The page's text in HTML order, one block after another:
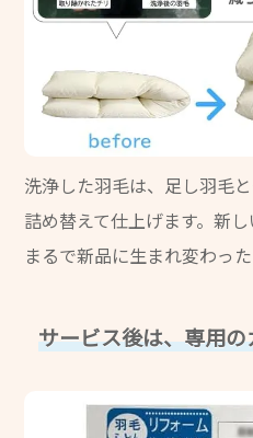
洗浄した羽毛は、足し羽毛
詰め替えて仕上げます。新し
まるで新品に生まれ変わっ
サービス後は、専用